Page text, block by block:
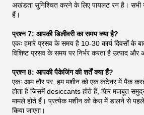
अखंडता सुनिश्चित करने के लिए पायलट रन है। सभी
हैं।
प्रश्न 7: आपकी डिलीवरी का समय क्या है?
एकः हमारे प्रसव के समय है 10-30 कार्य दिवसों के
विशिष्ट प्रसव के समय पर निर्भर करता है उत्पाद और
प्रश्न 8: आपकी पैकेजिंग की शर्तें क्या हैं?
एकः आम तौर पर, हम मशीन को एक कंटेनर में पैक
होता है जिसमें desiccants होते हैं, फिर मजबूत
मामले होते हैं। प्रत्येक मशीन को केस में डालने से पहले
किया जाएगा।